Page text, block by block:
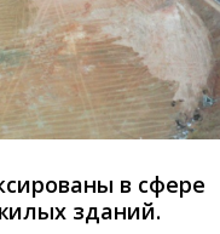
в сфере
зданий.